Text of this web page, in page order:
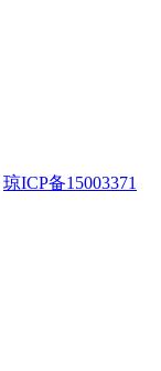
琼ICP备15003371